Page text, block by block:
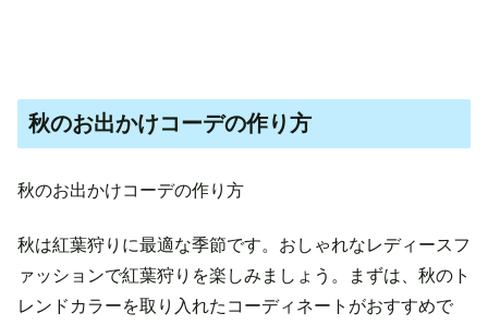
秋のお出かけコーデの作り方
秋のお出かけコーデの作り方
秋は紅葉狩りに最適な季節です。おしゃれなレディースフ
ァッションで紅葉狩りを楽しみましょう。まずは、秋のト
レンドカラーを取り入れたコーディネートがおすすめで